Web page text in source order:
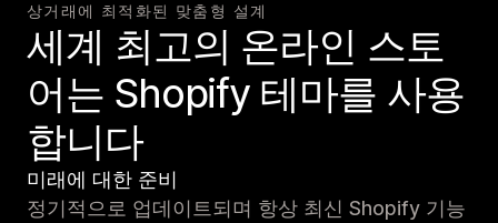
상거래에 최적화된 맞춤형 설계
세계 최고의 온라인 스토
어는 Shopify 테마를 사용
합니다
미래에 대한 준비
정기적으로 업데이트되며 항상 최신 Shopify 기능